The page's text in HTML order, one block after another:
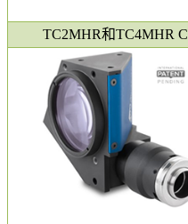
TC2MHR和TC4MHR